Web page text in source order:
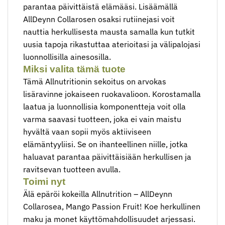
parantaa päivittäistä elämääsi. Lisäämällä
AllDeynn Collarosen osaksi rutiinejasi voit
nauttia herkullisesta mausta samalla kun tutkit
uusia tapoja rikastuttaa aterioitasi ja välipalojasi
luonnollisilla ainesosilla.
Miksi valita tämä tuote
Tämä Allnutritionin sekoitus on arvokas
lisäravinne jokaiseen ruokavalioon. Korostamalla
laatua ja luonnollisia komponentteja voit olla
varma saavasi tuotteen, joka ei vain maistu
hyvältä vaan sopii myös aktiiviseen
elämäntyyliisi. Se on ihanteellinen niille, jotka
haluavat parantaa päivittäisiään herkullisen ja
ravitsevan tuotteen avulla.
Toimi nyt
Älä epäröi kokeilla Allnutrition – AllDeynn
Collarosea, Mango Passion Fruit! Koe herkullinen
maku ja monet käyttömahdollisuudet arjessasi.